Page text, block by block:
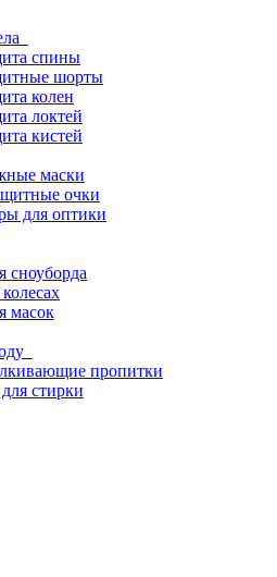
спины
шорты
колен
локтей
кистей
маски
очки
для оптики
сноуборда
масок
пропитки
стирки